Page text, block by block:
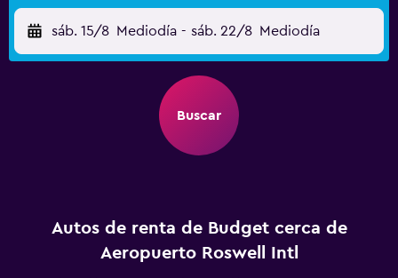
sáb. 15/8 Mediodía - sáb. 22/8 Mediodía
Buscar
Autos de renta de Budget cerca de
Aeropuerto Roswell Intl